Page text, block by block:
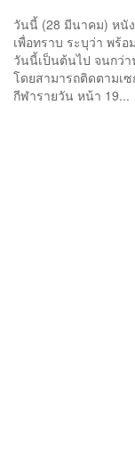
วันนี้ (28 มีนาคม) หนั
เพื่อทราบ ระบุว่า พร้
วันนี้เป็นต้นไป จนกว่
โดยสามารถติดตามเ
กีฬารายวัน หน้า 19...